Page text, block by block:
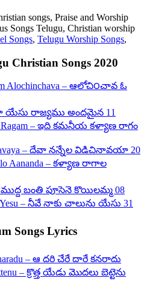
songs, Praise and Worship
Songs Telugu, Christian worship
Songs, Telugu Worship Songs,
Christian Songs 2020
Alochinchava – ఆలోచి౦చావ ఓ
నా యేసు రాజ్యము అందమైన 11
Ragam – ఇది కమనీయ కళ్యాణ రాగం
– దేవా నన్నేల విడిచినావయా 20
Aananda – కళ్యాణ రాగాల
– ముద్ద బంతి పూసెనె కొయిలమ్మ 08
Yesu – నీవే నాకు చాలును యేసు 31
Songs Lyrics
– ఆ దరి చేరే దారే కనరాదు
– క్రొత్త యేడు మొదలు బెట్టెను